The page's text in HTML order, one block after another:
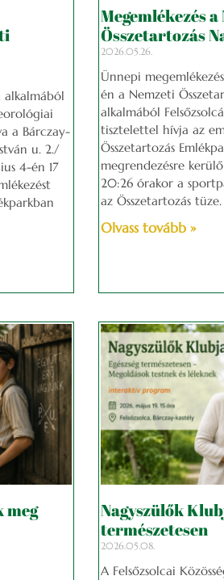
alkalmából
a Bárczay-
u. 2./
4-én 17
Megemlékezés
Összetartozás
2026.05.26.
Ünnepi
én a Nemzeti
alkalmából
tisztelettel hívja az
Összetartozás
megrendezésre
20:26 órakor a
az Összetartozás tüze.
Olvass tovább »
meg
Nagyszülők
természetesen
2026.05.08.
A Felsőzsolcai